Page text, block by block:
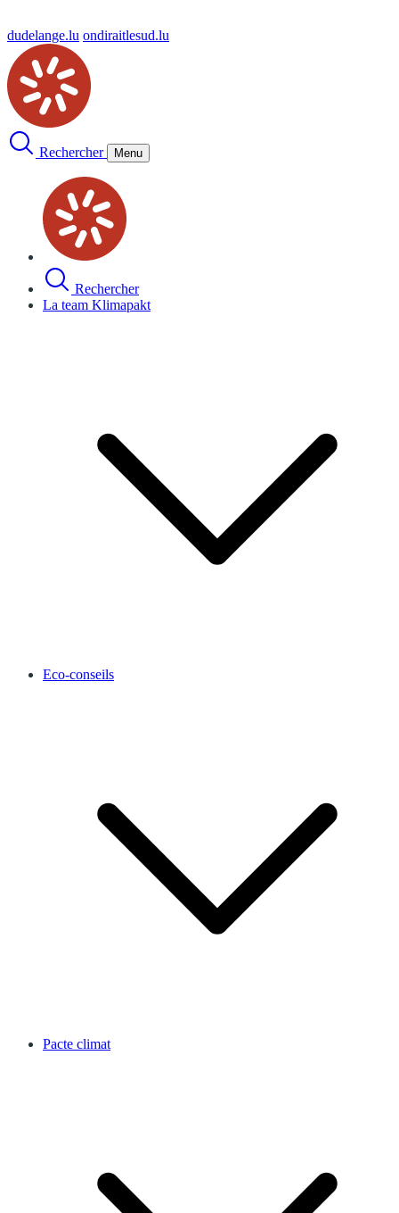
dudelange.lu ondiraitlesud.lu
Rechercher Menu
Rechercher
La team Klimapakt
Eco-conseils
Pacte climat